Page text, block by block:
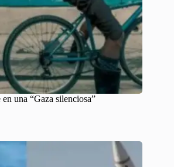
una “Gaza silenciosa”